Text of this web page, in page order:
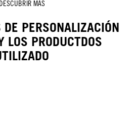
DESCUBRIR MÁS
DE PERSONALIZACIÓN
LOS PRODUCTDOS